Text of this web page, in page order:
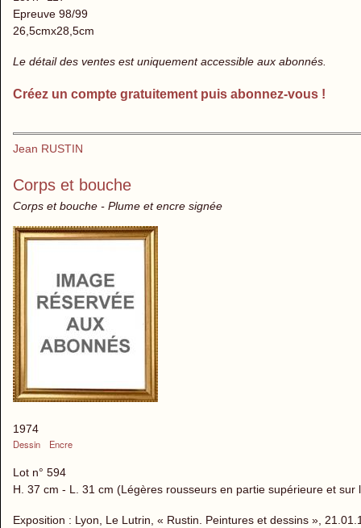
Epreuve 98/99
26,5cmx28,5cm
Le détail des ventes est uniquement accessible aux abonnés.
Créez un compte gratuitement puis abonnez-vous !
Jean RUSTIN
Corps et bouche
Corps et bouche - Plume et encre signée
1974
Dessin
Encre
Lot n° 594
H. 37 cm - L. 31 cm (Légères rousseurs en partie supérieure et sur
Exposition : Lyon, Le Lutrin, « Rustin. Peintures et dessins »,